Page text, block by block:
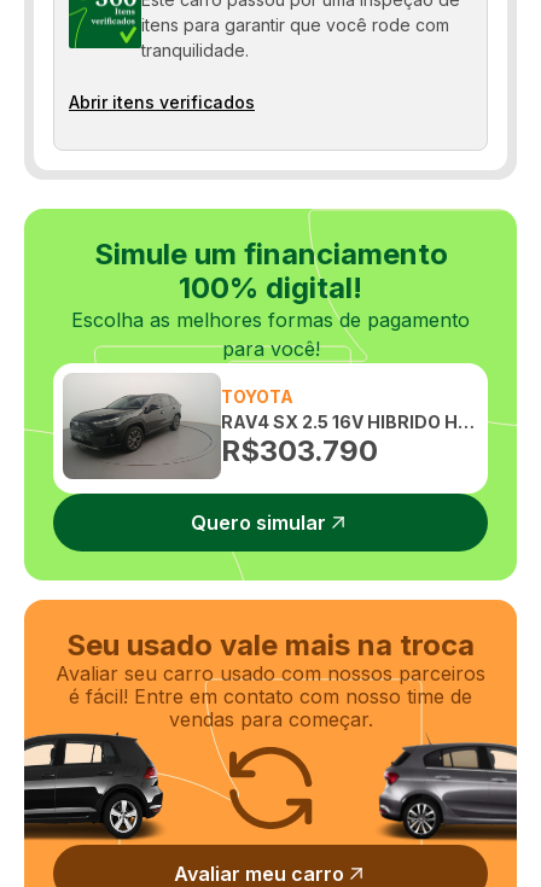
itens para garantir que você rode com
tranquilidade.
Abrir itens verificados
Simule um financiamento
100% digital!
Escolha as melhores formas de pagamento
para você!
TOYOTA
RAV4 SX 2.5 16V HIBRIDO HEV AWD AUTOMATICO
R$303.790
Quero simular
Seu usado vale mais na troca
Avaliar seu carro usado com nossos parceiros
é fácil! Entre em contato com nosso time de
vendas para começar.
Avaliar meu carro